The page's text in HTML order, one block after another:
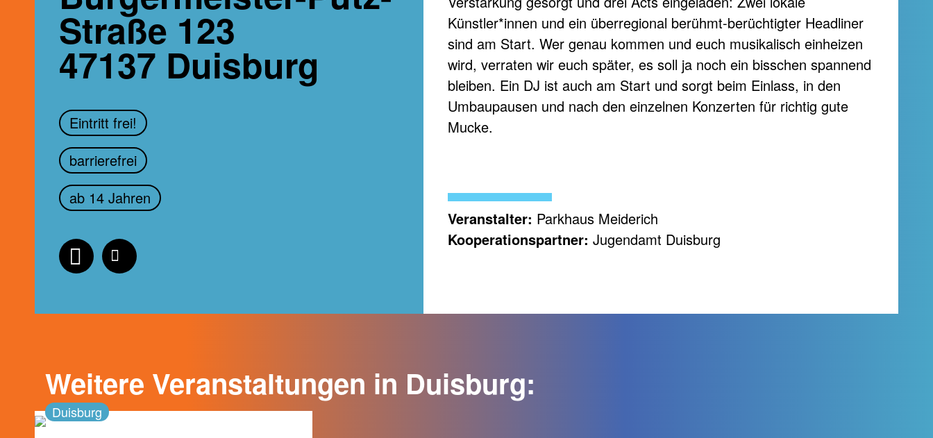
Straße 123
47137 Duisburg
Eintritt frei!
barrierefrei
ab 14 Jahren
Künstler*innen und ein überregional berühmt-berüchtigter Headliner
sind am Start. Wer genau kommen und euch musikalisch einheizen
wird, verraten wir euch später, es soll ja noch ein bisschen spannend
bleiben. Ein DJ ist auch am Start und sorgt beim Einlass, in den
Umbaupausen und nach den einzelnen Konzerten für richtig gute
Mucke.
Veranstalter: Parkhaus Meiderich
Kooperationspartner: Jugendamt Duisburg
Weitere Veranstaltungen in Duisburg:
Duisburg